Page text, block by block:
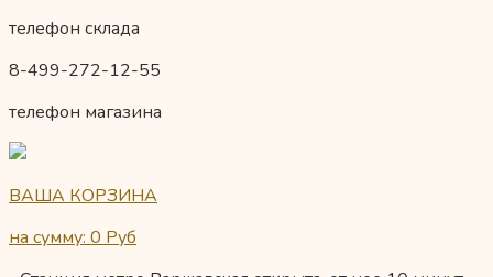
телефон склада
8-499-272-12-55
телефон магазина
ВАША КОРЗИНА
на сумму: 0 Руб